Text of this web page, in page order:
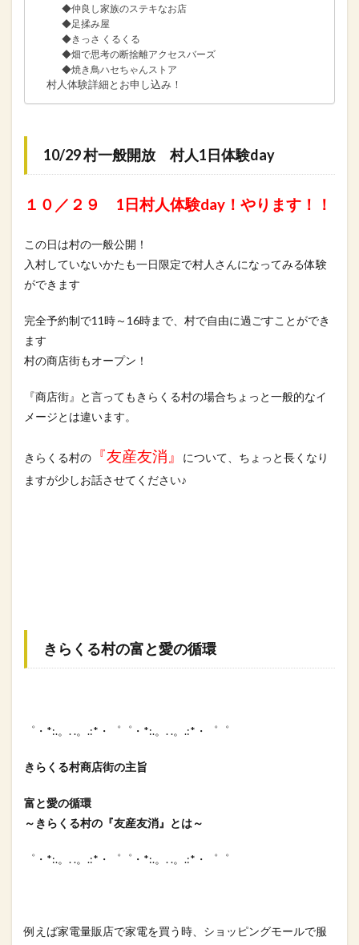
◆仲良し家族のステキなお店
◆足揉み屋
◆きっさ くるくる
◆畑で思考の断捨離アクセスバーズ
◆焼き鳥ハセちゃんストア
村人体験詳細とお申し込み！
10/29 村一般開放 村人1日体験day
１０／２９ 1日村人体験day！やります！！
この日は村の一般公開！
入村していないかたも一日限定で村人さんになってみる体験
ができ ます
完全予約制で11時～16時まで、村で自由に過ごすことができ
ます
村の商店街もオープン！
『商店街』と言ってもきらくる村の場合ちょっと一般的なイ
メージとは違います。
きらくる村の 『友産友消』
について、ちょっと長くなり
ますが少しお話させてください♪
きらくる村の富と愛の循環
゜・*:.。. .。.:*・゜゜・*:.。. .。.:*・゜゜
きらくる村商店街の主旨
富と愛の循環
～きらくる村の『友産友消』とは～
゜・*:.。. .。.:*・゜゜・*:.。. .。.:*・゜゜
例えば家電量販店で家電を買う時、ショッピングモールで服